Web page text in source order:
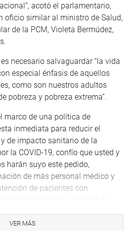
acotó el parlamentario,
oficio similar al ministro de Salud,
de la PCM, Violeta Bermúdez,
necesario salvaguardar “la vida
especial énfasis de aquellos
como son nuestros adultos
pobreza y pobreza extrema”.
marco de una política de
inmediata para reducir el
de impacto sanitario de la
la COVID-19, confío que usted y
harán suyo este pedido,
de más personal médico y
de pacientes con
mecánicos, de pruebas
de oxígeno (o plantas
VER MÁS